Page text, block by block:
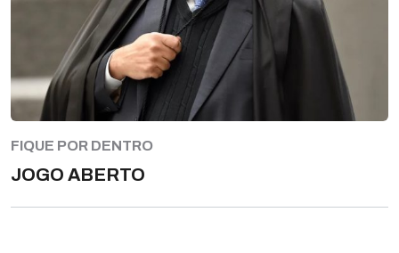
FIQUE POR DENTRO
JOGO ABERTO